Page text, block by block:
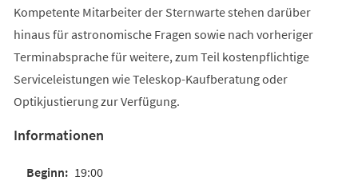
Kompetente Mitarbeiter der Sternwarte stehen darüber
hinaus für astronomische Fragen sowie nach vorheriger
Terminabsprache für weitere, zum Teil kostenpflichtige
Serviceleistungen wie Teleskop-Kaufberatung oder
Optikjustierung zur Verfügung.
Informationen
19:00